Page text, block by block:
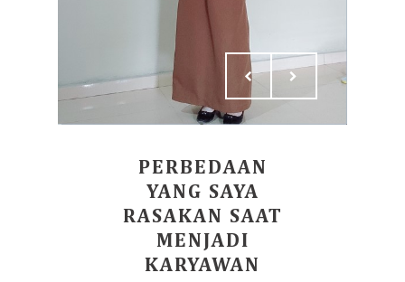
PERBEDAAN
YANG SAYA
RASAKAN SAAT
MENJADI
KARYAWAN